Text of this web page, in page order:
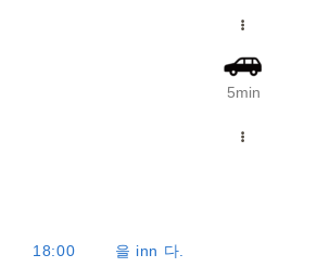
5min
18:00 을 inn 다.